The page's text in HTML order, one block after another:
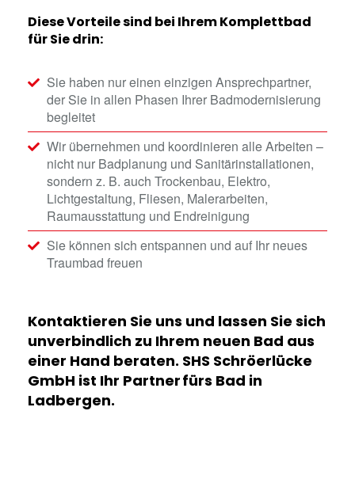
Diese Vorteile sind bei Ihrem Komplettbad
für Sie drin:
Sie haben nur einen einzigen Ansprechpartner,
der Sie in allen Phasen Ihrer Badmodernisierung
begleitet
Wir übernehmen und koordinieren alle Arbeiten –
nicht nur Badplanung und Sanitärinstallationen,
sondern z. B. auch Trockenbau, Elektro,
Lichtgestaltung, Fliesen, Malerarbeiten,
Raumausstattung und Endreinigung
Sie können sich entspannen und auf Ihr neues
Traumbad freuen
Kontaktieren Sie uns und lassen Sie sich
unverbindlich zu Ihrem neuen Bad aus
einer Hand beraten. SHS Schröerlücke
GmbH ist Ihr Partner fürs Bad in
Ladbergen.